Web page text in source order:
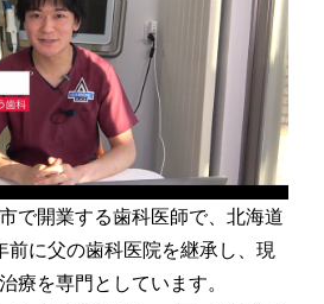
で開業する歯科医師で、北海道
前に父の歯科医院を継承し、現
療を専門としています。